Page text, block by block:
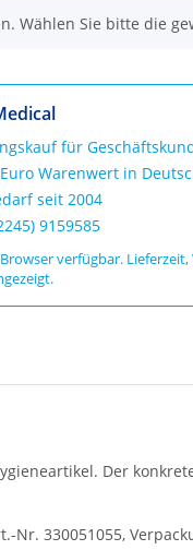
Wählen Sie bitte die
für
Warenwert in
seit 2004
9159585
verfügbar.
Der
330051055,